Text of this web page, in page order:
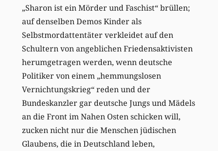
„Sharon ist ein Mörder und Faschist“ brüllen;
auf denselben Demos Kinder als
Selbstmordattentäter verkleidet auf den
Schultern von angeblichen Friedensaktivisten
herumgetragen werden, wenn deutsche
Politiker von einem „hemmungslosen
Vernichtungskrieg“ reden und der
Bundeskanzler gar deutsche Jungs und Mädels
an die Front im Nahen Osten schicken will,
zucken nicht nur die Menschen jüdischen
Glaubens, die in Deutschland leben,